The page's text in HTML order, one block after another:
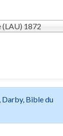
(LAU) 1872
Darby, Bible du